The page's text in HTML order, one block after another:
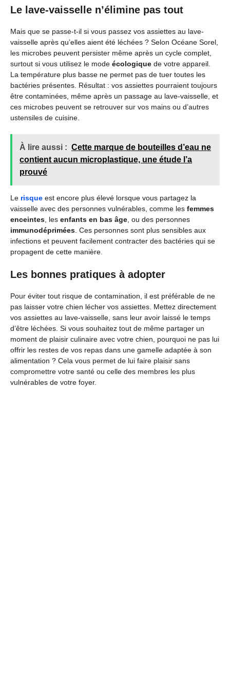
Le lave-vaisselle n’élimine pas tout
Mais que se passe-t-il si vous passez vos assiettes au lave-
vaisselle après qu’elles aient été léchées ? Selon Océane Sorel,
les microbes peuvent persister même après un cycle complet,
surtout si vous utilisez le mode écologique de votre appareil.
La température plus basse ne permet pas de tuer toutes les
bactéries présentes. Résultat : vos assiettes pourraient toujours
être contaminées, même après un passage au lave-vaisselle, et
ces microbes peuvent se retrouver sur vos mains ou d’autres
ustensiles de cuisine.
À lire aussi : Cette marque de bouteilles d’eau ne
contient aucun microplastique, une étude l’a
prouvé
Le risque est encore plus élevé lorsque vous partagez la
vaisselle avec des personnes vulnérables, comme les femmes
enceintes , les enfants en bas âge , ou des personnes
immunodéprimées . Ces personnes sont plus sensibles aux
infections et peuvent facilement contracter des bactéries qui se
propagent de cette manière.
Les bonnes pratiques à adopter
Pour éviter tout risque de contamination, il est préférable de ne
pas laisser votre chien lécher vos assiettes. Mettez directement
vos assiettes au lave-vaisselle, sans leur avoir laissé le temps
d’être léchées. Si vous souhaitez tout de même partager un
moment de plaisir culinaire avec votre chien, pourquoi ne pas lui
offrir les restes de vos repas dans une gamelle adaptée à son
alimentation ? Cela vous permet de lui faire plaisir sans
compromettre votre santé ou celle des membres les plus
vulnérables de votre foyer.